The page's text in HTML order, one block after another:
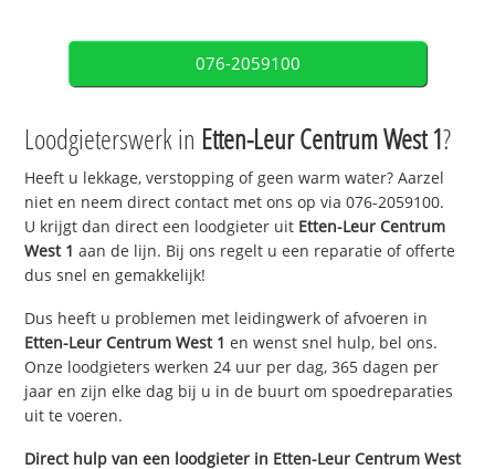
076-2059100
Loodgieterswerk in Etten-Leur Centrum West 1?
Heeft u lekkage, verstopping of geen warm water? Aarzel
niet en neem direct contact met ons op via 076-2059100.
U krijgt dan direct een loodgieter uit Etten-Leur Centrum
West 1 aan de lijn. Bij ons regelt u een reparatie of offerte
dus snel en gemakkelijk!
Dus heeft u problemen met leidingwerk of afvoeren in
Etten-Leur Centrum West 1 en wenst snel hulp, bel ons.
Onze loodgieters werken 24 uur per dag, 365 dagen per
jaar en zijn elke dag bij u in de buurt om spoedreparaties
uit te voeren.
Direct hulp van een loodgieter in Etten-Leur Centrum West